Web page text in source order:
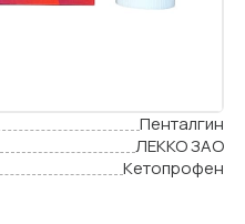
Пенталгин
ЛЕККО ЗАО
Кетопрофен